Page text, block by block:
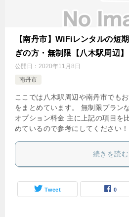
【南丹市】WiFiレンタルの短
ぎの方・無制限【八木駅周辺】
公開日： 2020年11月8日
南丹市
ここでは八木駅周辺や南丹市でも
をまとめています。 無制限プラン
オプション料金 主に上記の項目を
めているので参考にしてください
続きを読む
Tweet 0